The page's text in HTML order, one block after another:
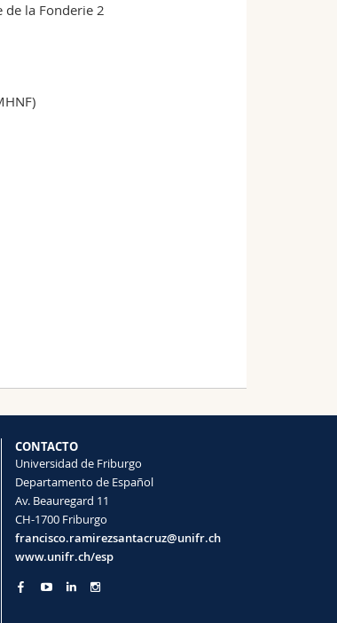
de la Fonderie 2
CONTACTO
Universidad de Friburgo
Departamento de Español
Av. Beauregard 11
CH-1700 Friburgo
francisco.ramirezsantacruz@unifr.ch
www.unifr.ch/esp